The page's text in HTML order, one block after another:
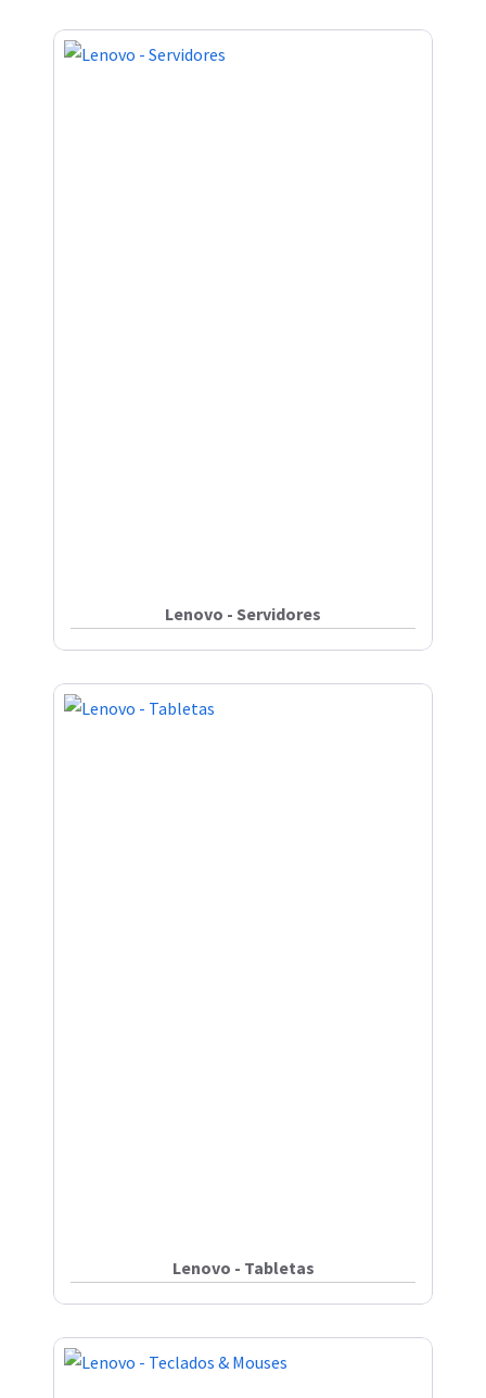
Lenovo - Servidores
Lenovo - Tabletas